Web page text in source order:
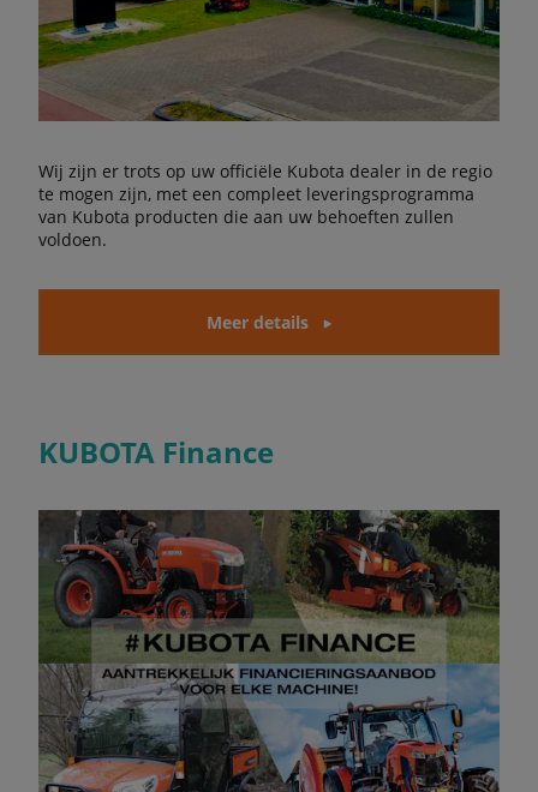
Wij zijn er trots op uw officiële Kubota dealer in de regio
te mogen zijn, met een compleet leveringsprogramma
van Kubota producten die aan uw behoeften zullen
voldoen.
Meer details
KUBOTA Finance